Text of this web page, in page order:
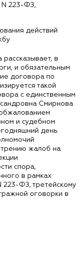
N 223-ФЗ,
действий
в
и обязательным
договора по
такой
с единственным
Смирнова
и судебном
день
жалоб на
спора,
в рамках
223-ФЗ, третейскому
оговорки в